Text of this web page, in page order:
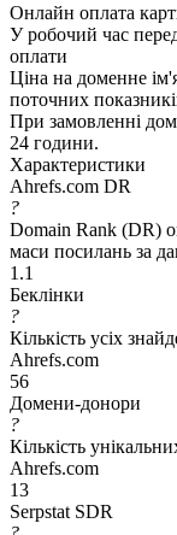
Онлайн оплата
У робочий час
оплати
Ціна на доменне
поточних
При замовленні
24 години.
Характеристики
Ahrefs.com DR
?
Domain Rank (DR)
маси посилань за
1.1
Беклінки
?
Кількість усіх
Ahrefs.com
56
Домени-донори
?
Кількість
Ahrefs.com
13
Serpstat SDR